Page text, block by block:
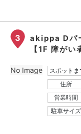
3
akippa Dパ
【1F 障がい
スポットま
住所
営業時間
駐車サイズ
No Image